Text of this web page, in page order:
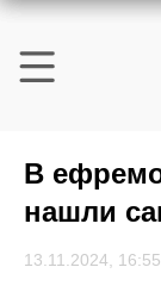
В
нашли
13.11.2024, 16:55